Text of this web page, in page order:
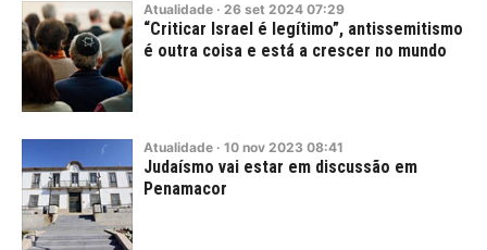
Atualidade · 26 set 2024 07:29
“Criticar Israel é legítimo”, antissemitismo
é outra coisa e está a crescer no mundo
Atualidade · 10 nov 2023 08:41
Judaísmo vai estar em discussão em
Penamacor